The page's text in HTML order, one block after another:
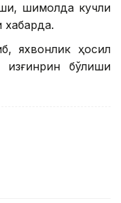
шимолда кучли
яхвонлик ҳосил
бўлиши